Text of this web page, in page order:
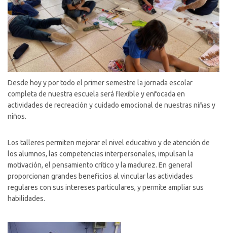
Desde hoy y por todo el primer semestre la jornada escolar
completa de nuestra escuela será flexible y enfocada en
actividades de recreación y cuidado emocional de nuestras niñas y
niños.
Los talleres permiten mejorar el nivel educativo y de atención de
los alumnos, las competencias interpersonales, impulsan la
motivación, el pensamiento crítico y la madurez. En general
proporcionan grandes beneficios al vincular las actividades
regulares con sus intereses particulares, y permite ampliar sus
habilidades.